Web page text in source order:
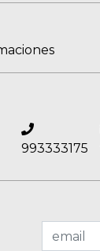
993333175